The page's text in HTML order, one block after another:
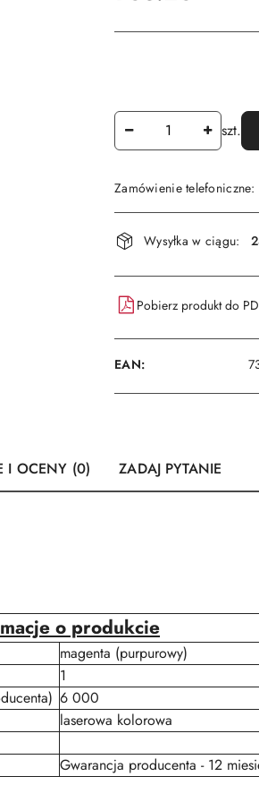
Ilość szt.
Zamówienie
Dostępność
i
dostawa
Wysyłka w ciągu:
Pobierz produkt do
EAN:
I OCENY (0) ZADAJ PYTANIE
o produkcie
magenta (purpurowy)
1
6 000
laserowa kolorowa
Gwarancja producenta - 12